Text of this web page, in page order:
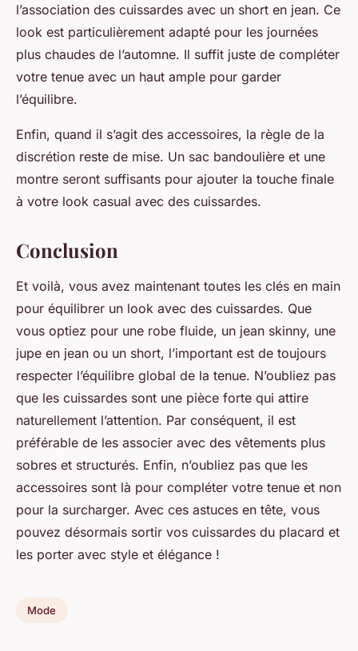
l’association des cuissardes avec un short en jean. Ce
look est particulièrement adapté pour les journées
plus chaudes de l’automne. Il suffit juste de compléter
votre tenue avec un haut ample pour garder
l’équilibre.
Enfin, quand il s’agit des accessoires, la règle de la
discrétion reste de mise. Un sac bandoulière et une
montre seront suffisants pour ajouter la touche finale
à votre look casual avec des cuissardes.
Conclusion
Et voilà, vous avez maintenant toutes les clés en main
pour équilibrer un look avec des cuissardes. Que
vous optiez pour une robe fluide, un jean skinny, une
jupe en jean ou un short, l’important est de toujours
respecter l’équilibre global de la tenue. N’oubliez pas
que les cuissardes sont une pièce forte qui attire
naturellement l’attention. Par conséquent, il est
préférable de les associer avec des vêtements plus
sobres et structurés. Enfin, n’oubliez pas que les
accessoires sont là pour compléter votre tenue et non
pour la surcharger. Avec ces astuces en tête, vous
pouvez désormais sortir vos cuissardes du placard et
les porter avec style et élégance !
Mode